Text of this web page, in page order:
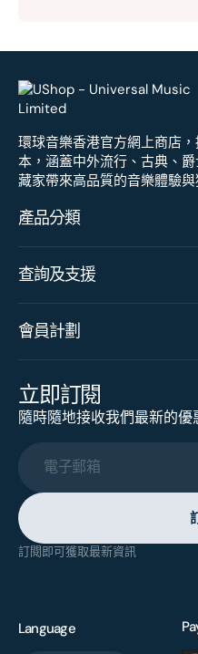
環球音樂香港官方網上商店
本，涵蓋中外流行、古典、
藏家帶來高品質的音樂體驗與
產品分類
查詢及支援
會員計劃
立即訂閱
隨時隨地接收我們最新的優
電子郵箱
訂閱即可獲取最新資訊
Language